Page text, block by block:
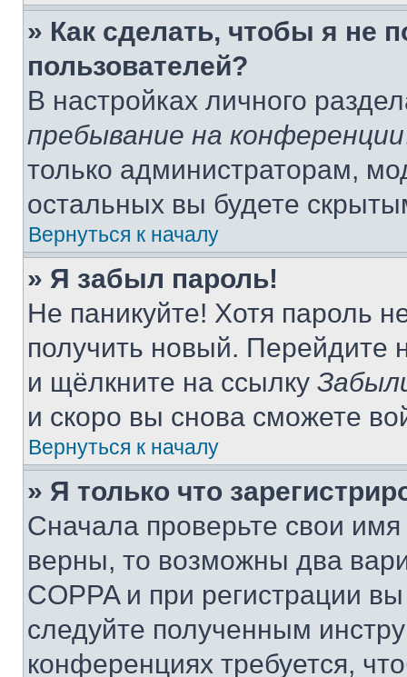
» Как сделать, чтобы я не
пользователей?
В настройках личного
пребывание на конференции
только администраторам,
остальных вы будете
Вернуться к началу
» Я забыл пароль!
Не паникуйте! Хотя пароль
получить новый. Перейдите
и щёлкните на ссылку
и скоро вы снова сможете
Вернуться к началу
» Я только что
Сначала проверьте свои
верны, то возможны два
COPPA и при регистрации
следуйте полученным
конференциях требуется,